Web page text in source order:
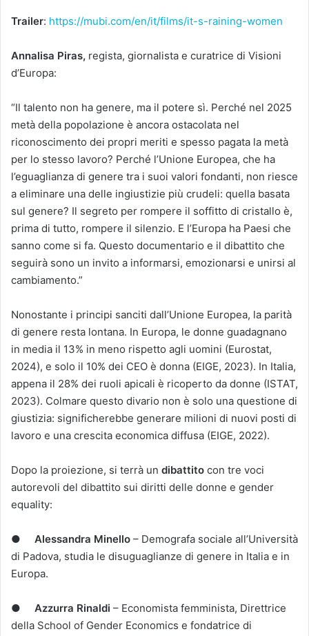
Trailer: https://mubi.com/en/it/films/it-s-raining-women
Annalisa Piras, regista, giornalista e curatrice di Visioni
d’Europa:
“Il talento non ha genere, ma il potere sì. Perché nel 2025
metà della popolazione è ancora ostacolata nel
riconoscimento dei propri meriti e spesso pagata la metà
per lo stesso lavoro? Perché l’Unione Europea, che ha
l’eguaglianza di genere tra i suoi valori fondanti, non riesce
a eliminare una delle ingiustizie più crudeli: quella basata
sul genere? Il segreto per rompere il soffitto di cristallo è,
prima di tutto, rompere il silenzio. E l’Europa ha Paesi che
sanno come si fa. Questo documentario e il dibattito che
seguirà sono un invito a informarsi, emozionarsi e unirsi al
cambiamento.”
Nonostante i principi sanciti dall’Unione Europea, la parità
di genere resta lontana. In Europa, le donne guadagnano
in media il 13% in meno rispetto agli uomini (Eurostat,
2024), e solo il 10% dei CEO è donna (EIGE, 2023). In Italia,
appena il 28% dei ruoli apicali è ricoperto da donne (ISTAT,
2023). Colmare questo divario non è solo una questione di
giustizia: significherebbe generare milioni di nuovi posti di
lavoro e una crescita economica diffusa (EIGE, 2022).
Dopo la proiezione, si terrà un dibattito con tre voci
autorevoli del dibattito sui diritti delle donne e gender
equality:
● Alessandra Minello – Demografa sociale all’Università
di Padova, studia le disuguaglianze di genere in Italia e in
Europa.
● Azzurra Rinaldi – Economista femminista, Direttrice
della School of Gender Economics e fondatrice di